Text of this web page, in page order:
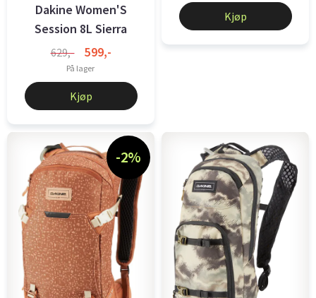
Dakine Women'S
Session 8L Sierra
Fossil
629,- 599,-
På lager
Kjøp
Kjøp
-2%